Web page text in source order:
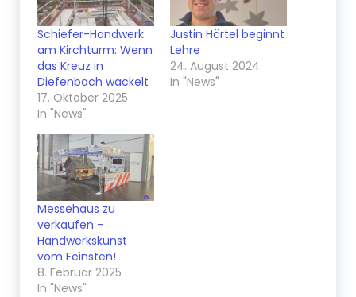
Schiefer-Handwerk
am Kirchturm: Wenn
das Kreuz in
Diefenbach wackelt
17. Oktober 2025
In "News"
Justin Härtel beginnt
Lehre
24. August 2024
In "News"
Messehaus zu
verkaufen –
Handwerkskunst
vom Feinsten!
8. Februar 2025
In "News"